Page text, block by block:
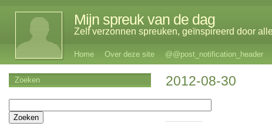
Mijn spreuk van de dag
Zelf verzonnen spreuken, geïnspireerd door
Home Over deze site @@post_notification_header
2012-08-30
Zoeken